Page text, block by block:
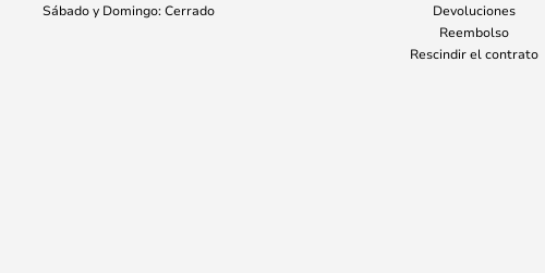
Sábado y Domingo: Cerrado
Devoluciones
Reembolso
Rescindir el contrato